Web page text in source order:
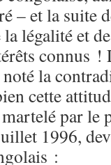
– et la suite
légalité et
connus !
la
cette
par le
1996,
: